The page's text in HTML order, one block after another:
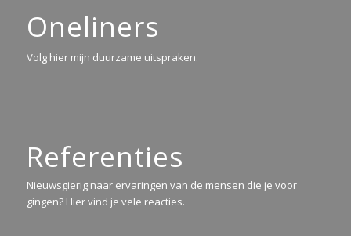
Oneliners
Volg hier mijn duurzame uitspraken.
Referenties
Nieuwsgierig naar ervaringen van de mensen die je voor
gingen? Hier vind je vele reacties.